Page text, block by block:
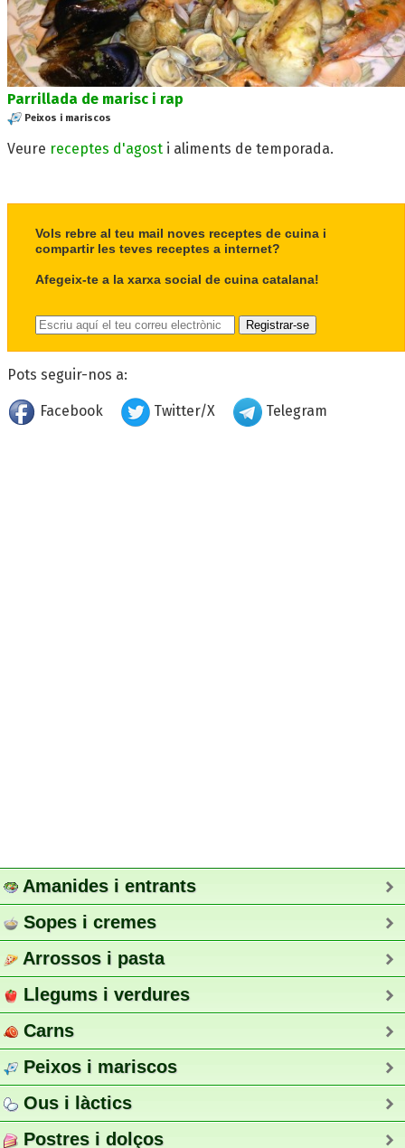
Parrillada de marisc i rap
Peixos i mariscos
Veure receptes d'agost i aliments de temporada.
Vols rebre al teu mail noves receptes de cuina i
compartir les teves receptes a internet?
Afegeix-te a la xarxa social de cuina catalana!
Pots seguir-nos a:
Facebook Twitter/X Telegram
Amanides i entrants
Sopes i cremes
Arrossos i pasta
Llegums i verdures
Carns
Peixos i mariscos
Ous i làctics
Postres i dolços